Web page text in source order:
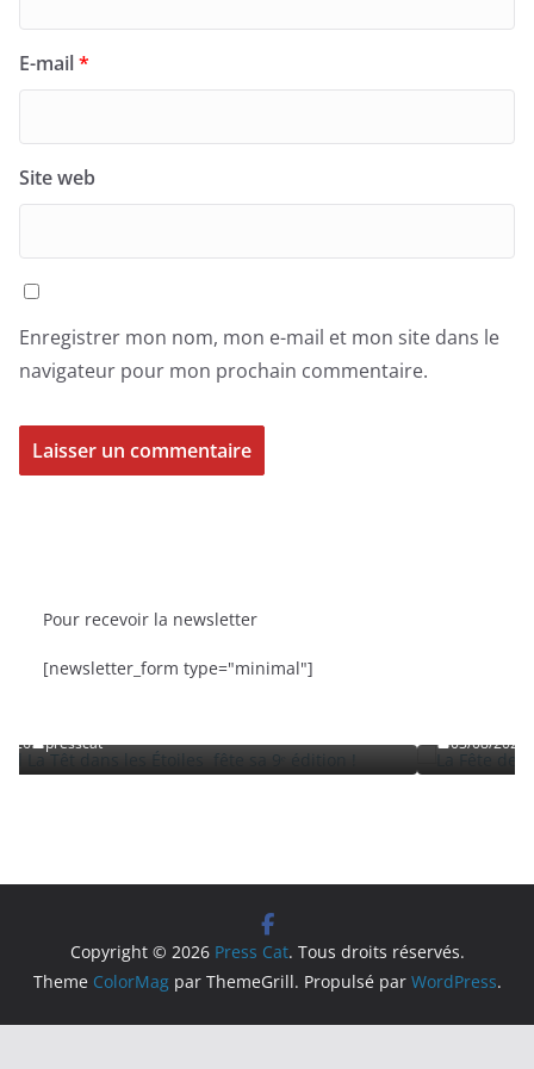
E-mail*
Site web
Enregistrer mon nom, mon e-mail et mon site dans le
navigateur pour mon prochain commentaire.
Pour recevoir la newsletter
[newsletter_form type="minimal"]
fête sa 9ᵉ édition
La Fête de la Mer et des
03/08/2026 presscat
Copyright © 2026 Press Cat. Tous droits réservés.
Theme ColorMagpar ThemeGrill. Propulsé par WordPress.